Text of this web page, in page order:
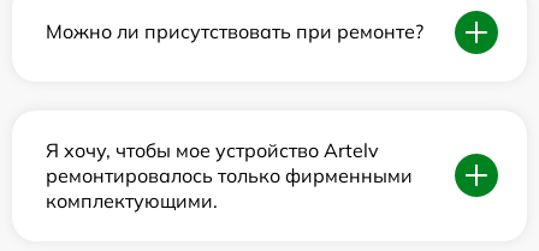
Можно ли присутствовать при ремонте?
Я хочу, чтобы мое устройство Artelv
ремонтировалось только фирменными
комплектующими.